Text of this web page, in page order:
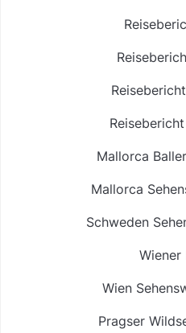
Mallorca
Mallorca
Schweden
Wiener
Wien
Pragser